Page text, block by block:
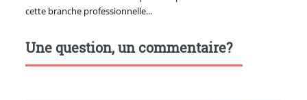
cette branche professionnelle...
Une question, un commentaire?